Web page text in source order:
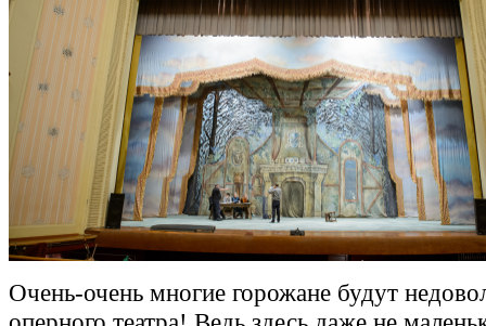
Очень-очень многие горожане будут